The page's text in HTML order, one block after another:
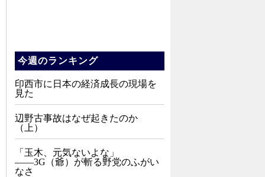
今週のランキング
印西市に日本の経済成長の現場を
見た
辺野古事故はなぜ起きたのか
（上）
「玉木、元気ないよな」
――3G（爺）が斬る野党のふがい
なさ